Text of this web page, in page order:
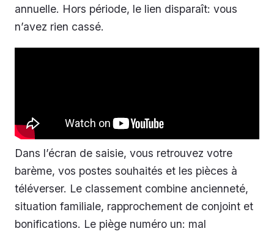
annuelle. Hors période, le lien disparaît: vous
n’avez rien cassé.
Dans l’écran de saisie, vous retrouvez votre
barème, vos postes souhaités et les pièces à
téléverser. Le classement combine ancienneté,
situation familiale, rapprochement de conjoint et
bonifications. Le piège numéro un: mal